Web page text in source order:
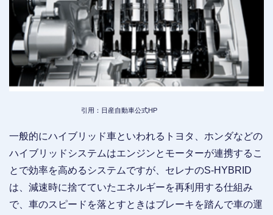
引用：日産自動車公式HP
一般的にハイブリッド車といわれるトヨタ、ホンダなどの
ハイブリッドシステムはエンジンとモーターが連携するこ
とで効率を高めるシステムですが、セレナのS-HYBRID
は、減速時に捨てていたエネルギーを再利用する仕組み
で、車のスピードを落とすときはブレーキを踏んで車の運